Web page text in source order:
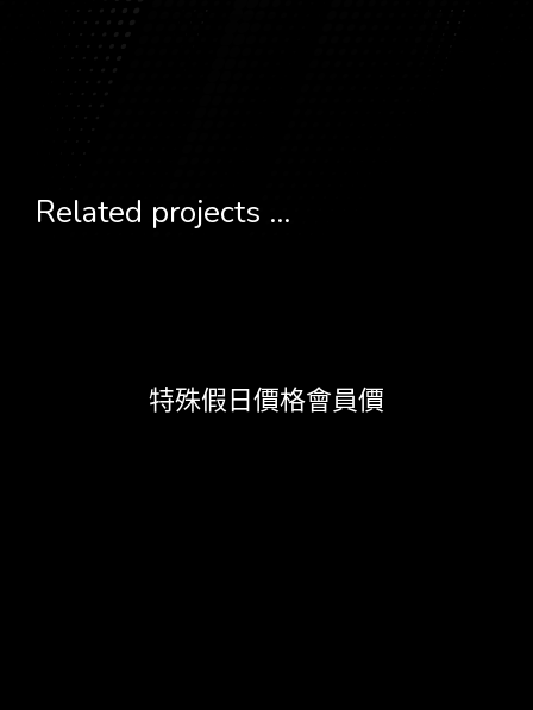
Related projects ...
特殊假日價格會員價